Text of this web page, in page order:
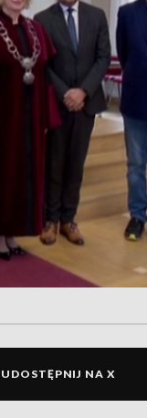
UDOSTĘPNIJ NA X